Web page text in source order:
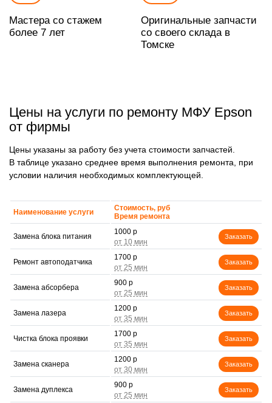
Мастера со стажем
более 7 лет
Оригинальные запчасти
со своего склада в
Томске
Цены на услуги по ремонту МФУ Epson
от фирмы
Цены указаны за работу без учета стоимости запчастей.
В таблице указано среднее время выполнения ремонта, при
условии наличия необходимых комплектующей.
Наименование услуги
Стоимость, руб
Время ремонта
Замена блока питания
1000 р
Заказать
Ремонт автоподатчика
1700 р
Заказать
Замена абсорбера
900 р
Заказать
Замена лазера
1200 р
Заказать
Чистка блока проявки
1700 р
Заказать
Замена сканера
1200 р
Заказать
Замена дуплекса
900 р
Заказать